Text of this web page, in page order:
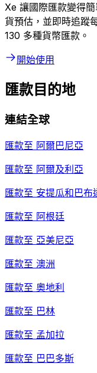
Xe 讓國際匯款變得
貨預估，並即時追蹤
130 多種貨幣匯款。
開始使用
匯款目的地
連結全球
匯款至 阿爾巴尼亞
匯款至 阿爾及利亞
匯款至 安提瓜和巴布
匯款至 阿根廷
匯款至 亞美尼亞
匯款至 澳洲
匯款至 奧地利
匯款至 巴林
匯款至 孟加拉
匯款至 巴巴多斯